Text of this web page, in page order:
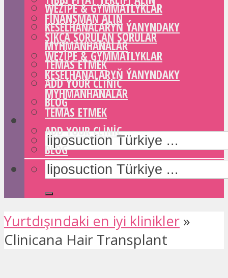
WEZIPE & GYMMATLYKLAR
KESELHANALARYŇ ÝANYNDAKY
MYHMANHANALAR
TEMAS ETMEK
ADD YOUR CLINIC
BLOG
FINANSMAN ALIN
SIKÇA SORULAN SORULAR
WEZIPE & GYMMATLYKLAR
KESELHANALARYŇ ÝANYNDAKY
MYHMANHANALAR
TEMAS ETMEK
ADD YOUR CLINIC
BLOG
Yurtdışındaki en iyi klinikler »
Clinicana Hair Transplant